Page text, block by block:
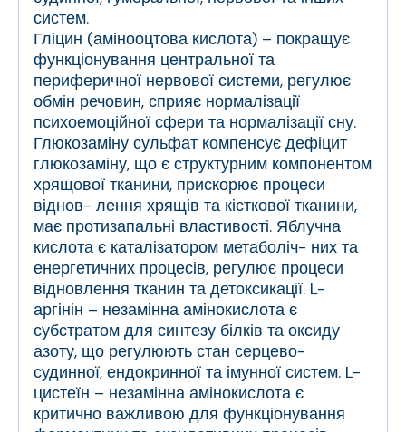
систем.
Гліцин (амінооцтова кислота) – покращує
функціонування центральної та
периферичної нервової системи, регулює
обмін речовин, сприяє нормалізації
психоемоційної сфери та нормалізації сну.
Глюкозаміну сульфат компенсує дефіцит
глюкозаміну, що є структурним компонентом
хрящової тканини, прискорює процеси
віднов- лення хрящів та кісткової тканини,
має протизапальні властивості. Яблучна
кислота є каталізатором метаболіч- них та
енергетичних процесів, регулює процеси
відновлення тканин та детоксикації. L-
аргінін – незамінна амінокислота є
субстратом для синтезу білків та оксиду
азоту, що регулюють стан серцево-
судинної, ендокринної та імунної систем. L-
цистеїн – незамінна амінокислота є
критично важливою для функціонування